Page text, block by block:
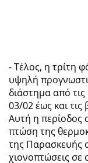
- Τέλος, η τρίτη
υψηλή
διάστημα από
03/02 έως και
Αυτή η περίοδος
πτώση της
της Παρασκευής
χιονοπτώσεις σε